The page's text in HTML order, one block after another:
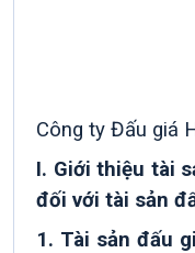
Công ty Đấu giá
I. Giới thiệu tài
đối với tài sản
1. Tài sản đấu